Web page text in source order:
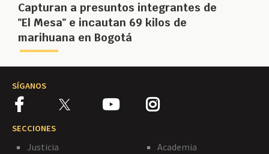
Capturan a presuntos integrantes de
"El Mesa" e incautan 69 kilos de
marihuana en Bogotá
SÍGANOS
SECCIONES
Justicia
Academia